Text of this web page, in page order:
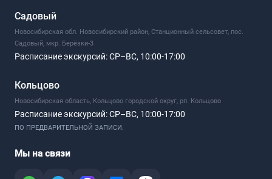
Садовый
Новосибирская обл. Новосибирский район, Станционный сельсовет, пос.
Садовый, мкр. Берёзки-3
Расписание экскурсий:СР–ВС, 10:00-17:00
Кольцово
Новосибирская область, Кольцово городской округ, рп. Кольцово
Расписание экскурсий:СР–ВС, 10:00-17:00
ПО ПРЕДВАРИТЕЛЬНОЙ ЗАПИСИ.
Мы на связи